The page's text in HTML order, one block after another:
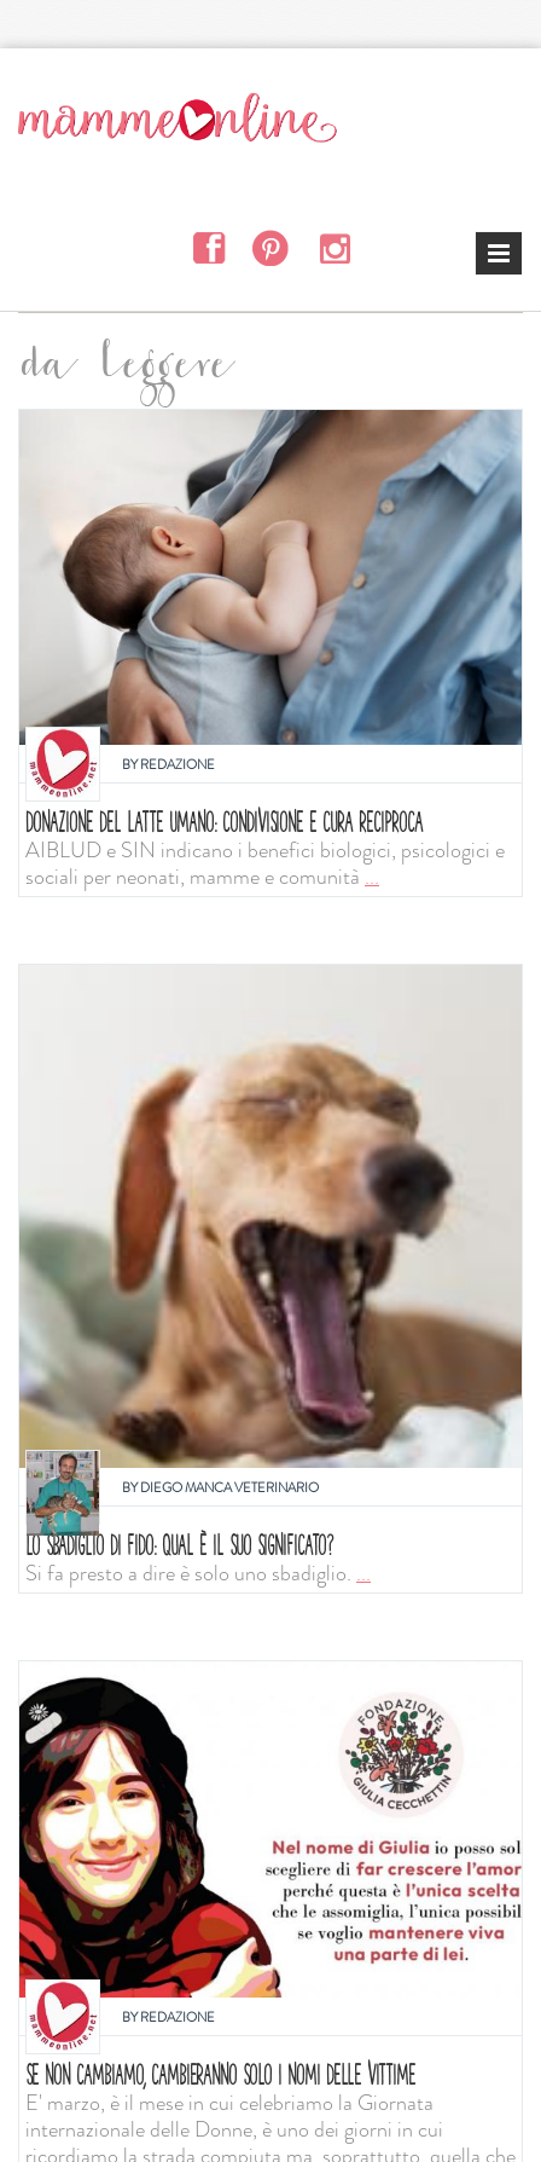
da leggere
BYREDAZIONE
DONAZIONE DEL LATTE UMANO: CONDIVISIONE E CURA RECIPROCA
AIBLUD e SIN indicano i benefici biologici, psicologici e
sociali per neonati, mamme e comunità...
BYDIEGO MANCA VETERINARIO
LO SBADIGLIO DI FIDO: QUAL È IL SUO SIGNIFICATO?
Si fa presto a dire è solo uno sbadiglio....
BYREDAZIONE
SE NON CAMBIAMO, CAMBIERANNO SOLO I NOMI DELLE VITTIME
E' marzo, è il mese in cui celebriamo la Giornata
internazionale delle Donne, è uno dei giorni in cui
ricordiamo la strada compiuta ma, soprattutto, quella che